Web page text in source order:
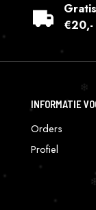
€20,-
INFORMATIE
Orders
Profiel